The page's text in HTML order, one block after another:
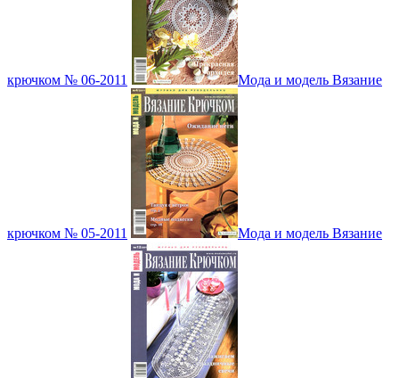
крючком № 06-2011 Мода и модель Вязание
крючком № 05-2011 Мода и модель Вязание